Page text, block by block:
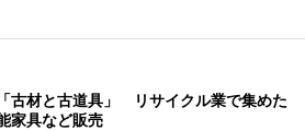
古材と古道具」 リサイクル業で集めた
家具など販売